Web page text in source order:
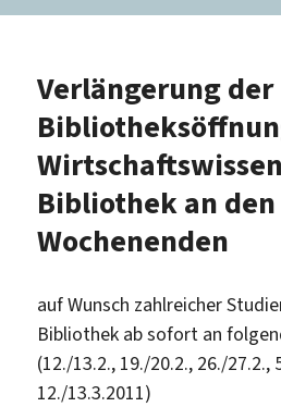
Verlängerung der
Bibliothek an den
Wochenenden
auf Wunsch zahlreicher
Bibliothek ab sofort an
(12./13.2., 19./20.2., 26./27.2.,
12./13.3.2011)